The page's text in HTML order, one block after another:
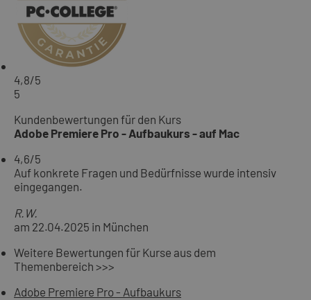
4,8/5
5
Kundenbewertungen für den Kurs
Adobe Premiere Pro - Aufbaukurs - auf Mac
4,6/5
Auf konkrete Fragen und Bedürfnisse wurde intensiv
eingegangen.
R.W.
am 22.04.2025 in München
Weitere Bewertungen für Kurse aus dem
Themenbereich >>>
Adobe Premiere Pro - Aufbaukurs